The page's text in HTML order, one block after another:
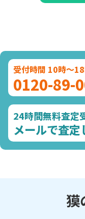
受付時間 10時～
0120-89-
24時間無料査定
メールで査定
獏